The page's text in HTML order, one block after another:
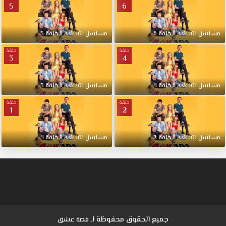
السلّة مسلسل
Ask
101
الحلقة
7
عشق
بجودة
مناسبة
للجوال
FULL
HD
مسلسل
6
مسلسل Ask101 الحلقة6
5
مسلسل Ask101 الحلقة5
حلقة
4
مسلسل Ask101 الحلقة4
حلقة
3
مسلسل Ask101 الحلقة3
حلقة
2
مسلسل Ask101 الحلقة2
حلقة
1
مسلسل Ask101 الحلقة1
جميع الحقوق محفوظة لـقصة عشق